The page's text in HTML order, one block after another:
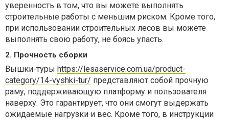
уверенность в том, что вы можете выполнять
строительные работы с меньшим риском. Кроме того,
при использовании строительных лесов вы можете
выполнять свою работу, не боясь упасть.
2. Прочность сборки
Вышки-туры https://lesaservice.com.ua/product-
category/14-vyshki-tur/ представляют собой прочную
раму, поддерживающую платформу и пользователя
наверху. Это гарантирует, что они смогут выдержать
ожидаемые нагрузки и вес. Кроме того, в инструкции